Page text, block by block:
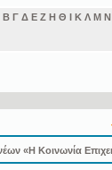
Β Γ Δ Ε Ζ Η Θ Ι Κ Λ Μ Ν
«Η Κοινωνία